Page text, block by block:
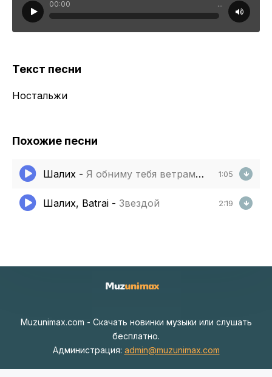
00:00 ...
Текст песни
Ностальжи
Похожие песни
Шалих - Я обниму тебя ветрами горными 1:05
Шалих, Batrai - Звездой 2:19
Muzunimax.com - Скачать новинки музыки или слушать
бесплатно.
Администрация: admin@muzunimax.com